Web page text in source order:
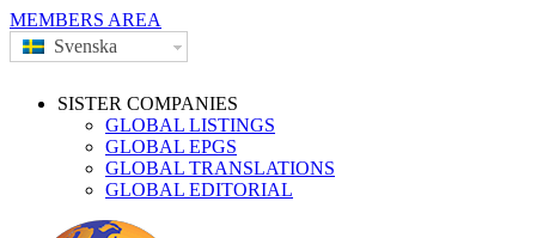
MEMBERS AREA
Svenska
SISTER COMPANIES
GLOBAL LISTINGS
GLOBAL EPGS
GLOBAL TRANSLATIONS
GLOBAL EDITORIAL